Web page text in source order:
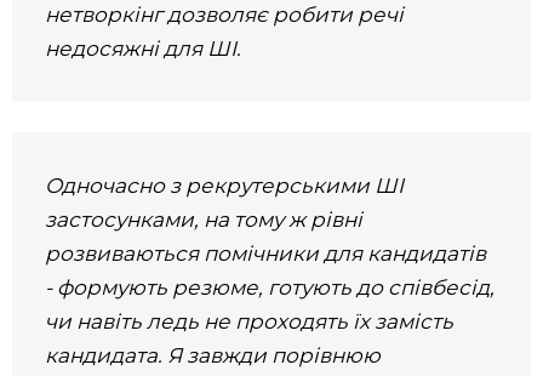
нетворкінг дозволяє робити речі
недосяжні для ШІ.
Одночасно з рекрутерськими ШІ
застосунками, на тому ж рівні
розвиваються помічники для кандидатів
- формують резюме, готують до співбесід,
чи навіть ледь не проходять їх замість
кандидата. Я завжди порівнюю